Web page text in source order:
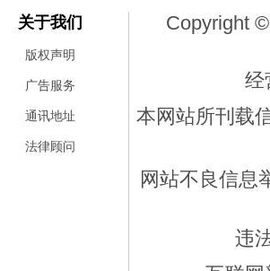
关于我们
版权声明
广告服务
通讯地址
法律顾问
Copyright
经
本网站所刊载
网站不良信息
违